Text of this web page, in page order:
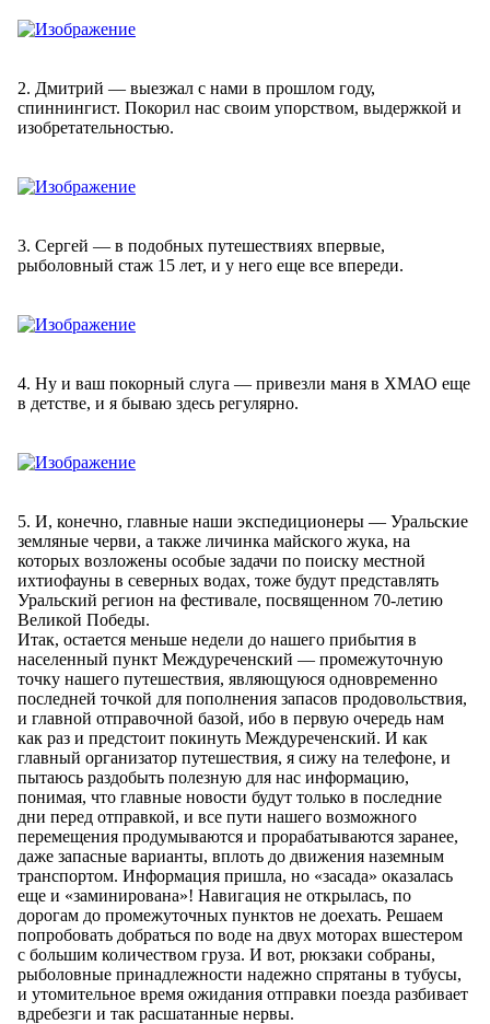
2. Дмитрий — выезжал с нами в прошлом году,
спиннингист. Покорил нас своим упорством, выдержкой и
изобретательностью.
3. Сергей — в подобных путешествиях впервые,
рыболовный стаж 15 лет, и у него еще все впереди.
4. Ну и ваш покорный слуга — привезли маня в ХМАО еще
в детстве, и я бываю здесь регулярно.
5. И, конечно, главные наши экспедиционеры — Уральские
земляные черви, а также личинка майского жука, на
которых возложены особые задачи по поиску местной
ихтиофауны в северных водах, тоже будут представлять
Уральский регион на фестивале, посвященном 70-летию
Великой Победы.
Итак, остается меньше недели до нашего прибытия в
населенный пункт Междуреченский — промежуточную
точку нашего путешествия, являющуюся одновременно
последней точкой для пополнения запасов продовольствия,
и главной отправочной базой, ибо в первую очередь нам
как раз и предстоит покинуть Междуреченский. И как
главный организатор путешествия, я сижу на телефоне, и
пытаюсь раздобыть полезную для нас информацию,
понимая, что главные новости будут только в последние
дни перед отправкой, и все пути нашего возможного
перемещения продумываются и прорабатываются заранее,
даже запасные варианты, вплоть до движения наземным
транспортом. Информация пришла, но «засада» оказалась
еще и «заминирована»! Навигация не открылась, по
дорогам до промежуточных пунктов не доехать. Решаем
попробовать добраться по воде на двух моторах вшестером
с большим количеством груза. И вот, рюкзаки собраны,
рыболовные принадлежности надежно спрятаны в тубусы,
и утомительное время ожидания отправки поезда разбивает
вдребезги и так расшатанные нервы.